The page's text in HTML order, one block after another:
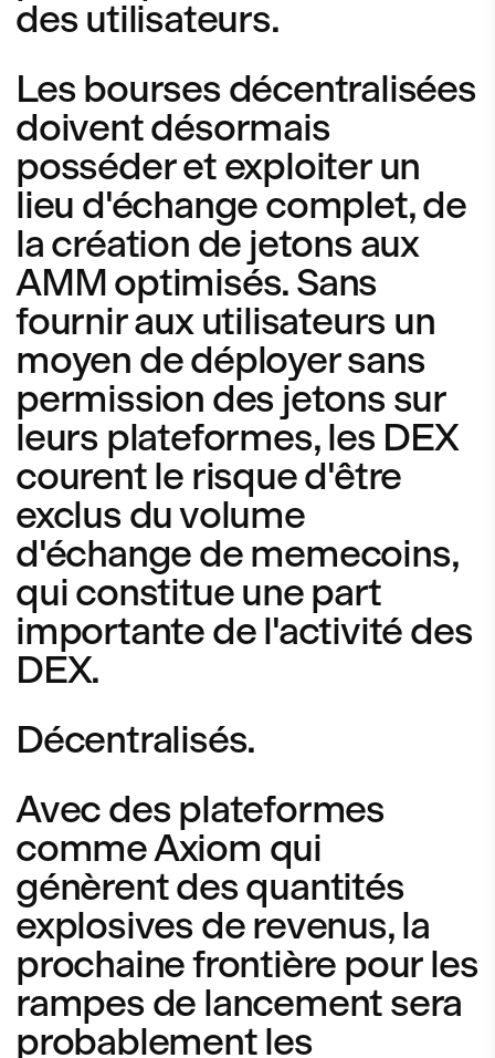
des utilisateurs.
Les bourses décentralisées
doivent désormais
posséder et exploiter un
lieu d'échange complet, de
la création de jetons aux
AMM optimisés. Sans
fournir aux utilisateurs un
moyen de déployer sans
permission des jetons sur
leurs plateformes, les DEX
courent le risque d'être
exclus du volume
d'échange de memecoins,
qui constitue une part
importante de l'activité des
DEX.
Décentralisés.
Avec des plateformes
comme Axiom qui
génèrent des quantités
explosives de revenus, la
prochaine frontière pour les
rampes de lancement sera
probablement les